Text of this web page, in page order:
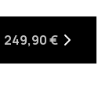
249,90 €